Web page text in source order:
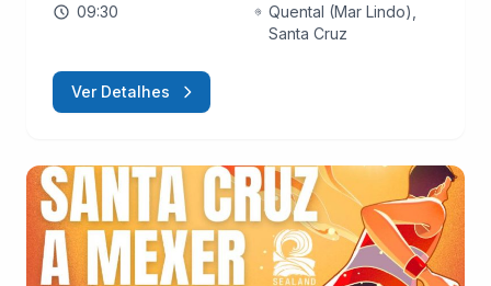
09:30
Quental (Mar Lindo),
Santa Cruz
Ver Detalhes